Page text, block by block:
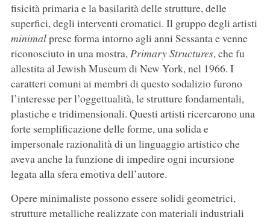
fisicità primaria e la basilarità delle strutture, delle
superfici, degli interventi cromatici. Il gruppo degli artisti
minimalprese forma intorno agli anni Sessanta e venne
riconosciuto in una mostra,Primary Structures, che fu
allestita al Jewish Museum di New York, nel 1966. I
caratteri comuni ai membri di questo sodalizio furono
l’interesse per l’oggettualità, le strutture fondamentali,
plastiche e tridimensionali. Questi artisti ricercarono una
forte semplificazione delle forme, una solida e
impersonale razionalità di un linguaggio artistico che
aveva anche la funzione di impedire ogni incursione
legata alla sfera emotiva dell’autore.
Opere minimaliste possono essere solidi geometrici,
strutture metalliche realizzate con materiali industriali